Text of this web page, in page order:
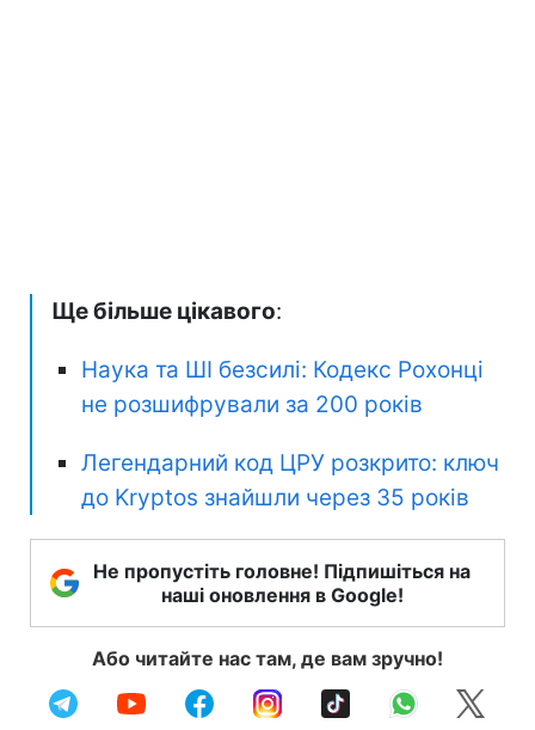
Ще більше цікавого:
Наука та ШІ безсилі: Кодекс Рохонці
не розшифрували за 200 років
Легендарний код ЦРУ розкрито: ключ
до Kryptos знайшли через 35 років
Не пропустіть головне! Підпишіться на
наші оновлення в Google!
Або читайте нас там, де вам зручно!